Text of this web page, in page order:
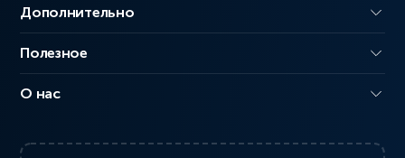
Дополнительно
Полезное
О нас